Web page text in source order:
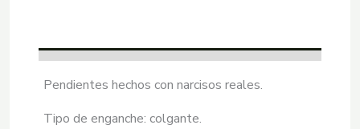
Pendientes hechos con narcisos reales.
Tipo de enganche: colgante.